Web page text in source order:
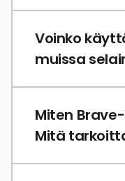
Voinko
muissa
Miten
Mitä